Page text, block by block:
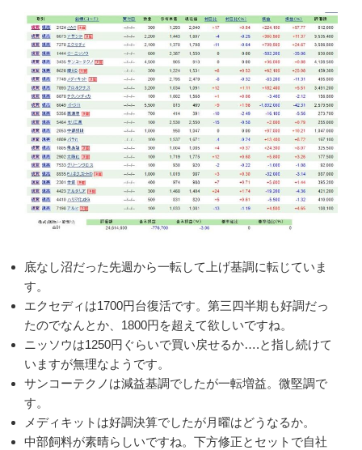
底なし沼だった先週から一転して上げ基調に転じていま
す。
エクセディは1700円台復活です。第三四半期も好調だっ
たのでなんとか、1800円を超えて欲しいですね。
ニッソウは1250円ぐらいで買い戻せるか….と指し続けて
いますが無理なようです。
サンコーテクノは減益基調でしたが一転増益。微堅調で
す。
メディキットは好調決算でしたが月曜はどうなるか。
中部飼料が素晴らしいですね。下方修正とセットで自社